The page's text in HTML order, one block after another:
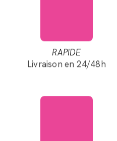
RAPIDE
Livraison en 24/48h